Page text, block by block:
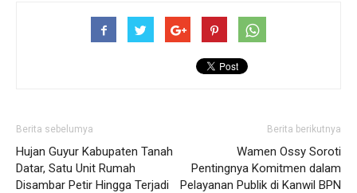
Berita sebelumya
Hujan Guyur Kabupaten Tanah
Datar, Satu Unit Rumah
Disambar Petir Hingga Terjadi
Berita berikutnya
Wamen Ossy Soroti
Pentingnya Komitmen dalam
Pelayanan Publik di Kanwil BPN